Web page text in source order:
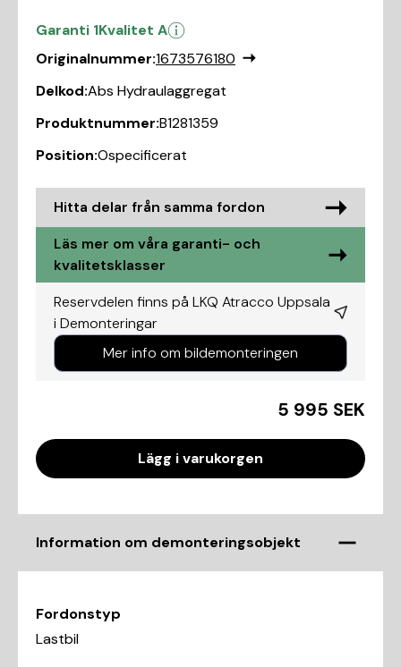
Garanti 1Kvalitet A
Originalnummer:1673576180
Delkod:Abs Hydraulaggregat
Produktnummer:B1281359
Position:Ospecificerat
Hitta delar från samma fordon
Läs mer om våra garanti- och
kvalitetsklasser
Reservdelen finns på LKQ Atracco Uppsala
i Demonteringar
Mer info om bildemonteringen
5 995 SEK
Lägg i varukorgen
Information om demonteringsobjekt
Fordonstyp
Lastbil